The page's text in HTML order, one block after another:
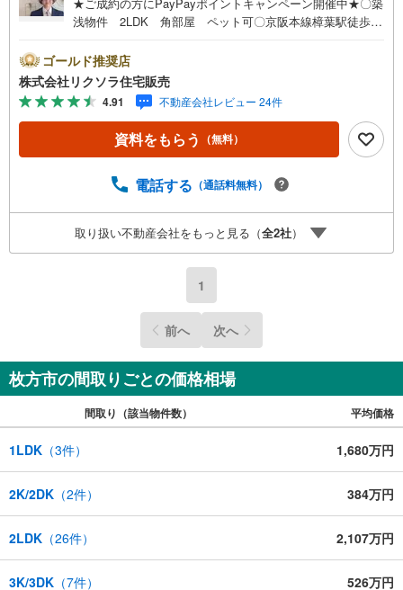
浅物件 2LDK 角部屋 ペット可〇京阪本線樟葉駅徒歩10
ーゼット 収納豊富■営業時間 9:30～20:00 ■即日案内可
能！※当日・翌日のご案内はお電話でのお問合せがスムーズ
■定休日 毎週水曜日◇弊社ホームページよりLINEでのお
問合せも好評！◇不動産情報サイト未掲載物件、弊社ホー
ムページに多数掲載！◇学校区物件検索も充実！ご希望の
学校区での物件探しに便利！「リクソラ住宅販売」で検
他サイトの掲載物件もまとめてご案内可能リフォームやリ
料相談会 随時開催中】〇お客様の条件にベストな住宅ロ
ーン商品のご提案〇住宅ローンの金利や優遇率、審査基準
などを詳しくご説明〇住宅ローンとリフォームローンの一
体型商品もご提案〇仕事や収入・現在過去の借入による住
宅ローンへの問題解決是非ともお問合せ下さい
ゴールド推奨店
株式会社リクソラ住宅販売
4.91 不動産会社レビュー 24件
資料をもらう （無料）
電話する （通話料無料）
取り扱い不動産会社をもっと見る（全2社）
1
前へ 次へ
枚方市の間取りごとの価格相場
間取り（該当物件数） 平均価格
1LDK （3件） 1,680万円
2K/2DK （2件） 384万円
2LDK （26件） 2,107万円
3K/3DK （7件） 526万円